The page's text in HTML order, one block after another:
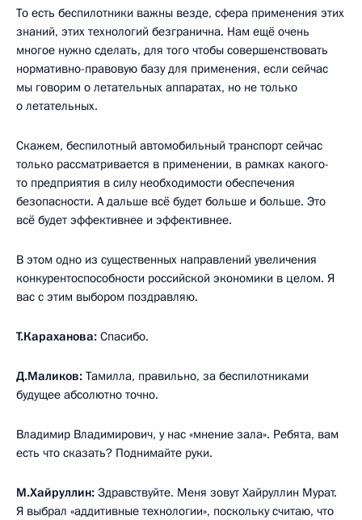
То есть беспилотники важны везде, сфера применения этих
знаний, этих технологий безгранична. Нам ещё очень
многое нужно сделать, для того чтобы совершенствовать
нормативно-правовую базу для применения, если сейчас
мы говорим о летательных аппаратах, но не только
о летательных.
Скажем, беспилотный автомобильный транспорт сейчас
только рассматривается в применении, в рамках какого-
то предприятия в силу необходимости обеспечения
безопасности. А дальше всё будет больше и больше. Это
всё будет эффективнее и эффективнее.
В этом одно из существенных направлений увеличения
конкурентоспособности российской экономики в целом. Я
вас с этим выбором поздравляю.
Т.Караханова: Спасибо.
Д.Маликов: Тамилла, правильно, за беспилотниками
будущее абсолютно точно.
Владимир Владимирович, у нас «мнение зала». Ребята, вам
есть что сказать? Поднимайте руки.
М.Хайруллин: Здравствуйте. Меня зовут Хайруллин Мурат.
Я выбрал «аддитивные технологии», поскольку считаю, что